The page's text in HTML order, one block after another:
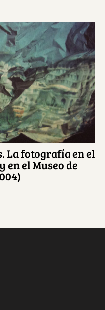
este tema.
La fotografía en el
en el Museo de